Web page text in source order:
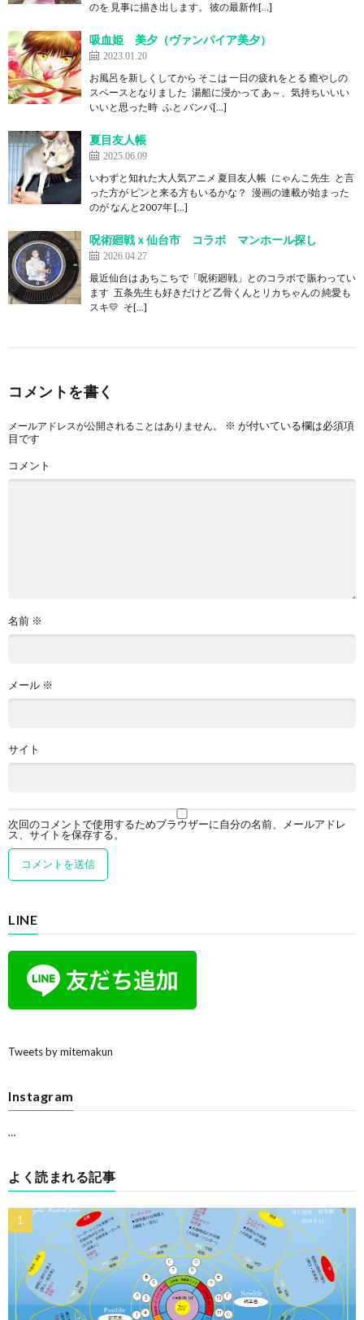
のを 見事に描き出します。 彼の最新作[…]
吸血姫 美夕（ヴァンパイア美夕）
2023.01.20
お風呂を新しくしてから そこは 一日の疲れをとる 癒やしの
スペースとなりました 湯船に浸かって あ～、気持ちいいい
いいと思った時 ふと バンパ[…]
夏目友人帳
2025.06.09
いわずと知れた大人気アニメ 夏目友人帳 にゃんこ先生 と言
った方が ピンと来る方もいるかな？ 漫画の連載が始まった
のが なんと2007年 […]
呪術廻戦ｘ仙台市 コラボ マンホール探し
2026.04.27
最近仙台は あちこちで「呪術廻戦」とのコラボで 賑わってい
ます 五条先生も好きだけど 乙骨くんとリカちゃんの 純愛も
スキ💛 そ[…]
コメントを書く
メールアドレスが公開されることはありません。 ※ が付いている欄は必須項
目です
コメント
名前 ※
メール ※
サイト
次回のコメントで使用するためブラウザーに自分の名前、メールアドレ
ス、サイトを保存する。
LINE
Tweets by mitemakun
Instagram
…
よく読まれる記事